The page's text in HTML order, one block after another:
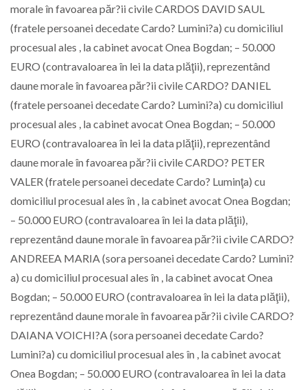
morale în favoarea păr?ii civile CARDOS DAVID SAUL
(fratele persoanei decedate Cardo? Lumini?a) cu domiciliul
procesual ales , la cabinet avocat Onea Bogdan; – 50.000
EURO (contravaloarea în lei la data plăţii), reprezentând
daune morale în favoarea păr?ii civile CARDO? DANIEL
(fratele persoanei decedate Cardo? Lumini?a) cu domiciliul
procesual ales , la cabinet avocat Onea Bogdan; – 50.000
EURO (contravaloarea în lei la data plăţii), reprezentând
daune morale în favoarea păr?ii civile CARDO? PETER
VALER (fratele persoanei decedate Cardo? Luminţa) cu
domiciliul procesual ales în , la cabinet avocat Onea Bogdan;
– 50.000 EURO (contravaloarea în lei la data plăţii),
reprezentând daune morale în favoarea păr?ii civile CARDO?
ANDREEA MARIA (sora persoanei decedate Cardo? Lumini?
a) cu domiciliul procesual ales în , la cabinet avocat Onea
Bogdan; – 50.000 EURO (contravaloarea în lei la data plăţii),
reprezentând daune morale în favoarea păr?ii civile CARDO?
DAIANA VOICHI?A (sora persoanei decedate Cardo?
Lumini?a) cu domiciliul procesual ales în , la cabinet avocat
Onea Bogdan; – 50.000 EURO (contravaloarea în lei la data